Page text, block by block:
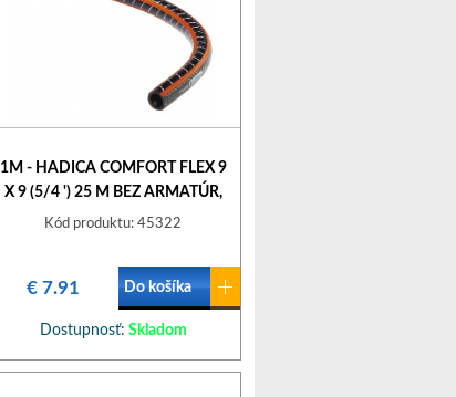
1M - HADICA COMFORT FLEX 9
X 9 (5/4 ') 25 M BEZ ARMATÚR,
METRÁŽ 18058-22 GARDENA
Kód produktu: 45322
€ 7.91 Do košíka
Dostupnosť: Skladom